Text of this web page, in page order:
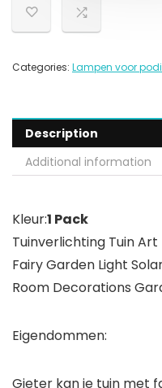
Categories: Lampen voor
Description
Additional information
Kleur:1 Pack
Tuinverlichting Tuin Art
Fairy Garden Light
Room Decorations
Eigendommen:
Gieter kan je tuin met